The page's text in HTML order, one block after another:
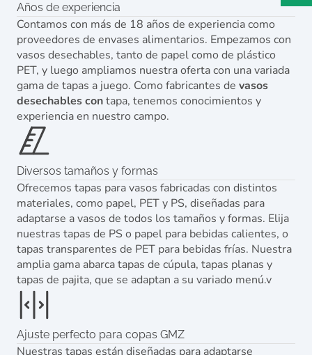
Años de experiencia
Contamos con más de 18 años de experiencia como
proveedores de envases alimentarios. Empezamos con
vasos desechables, tanto de papel como de plástico
PET, y luego ampliamos nuestra oferta con una variada
gama de tapas a juego. Como fabricantes de vasos
desechables contapa, tenemos conocimientos y
experiencia en nuestro campo.
Diversos tamaños y formas
Ofrecemos tapas para vasos fabricadas con distintos
materiales, como papel, PET y PS, diseñadas para
adaptarse a vasos de todos los tamaños y formas. Elija
nuestras tapas de PS o papel para bebidas calientes, o
tapas transparentes de PET para bebidas frías. Nuestra
amplia gama abarca tapas de cúpula, tapas planas y
tapas de pajita, que se adaptan a su variado menú.v
Ajuste perfecto para copas GMZ
Nuestras tapas están diseñadas para adaptarse